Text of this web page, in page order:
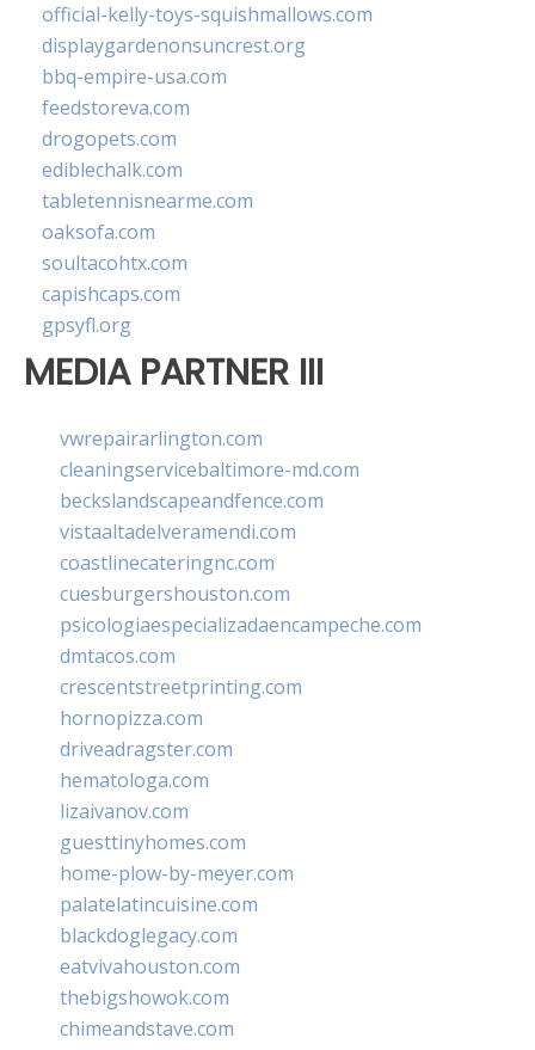
official-kelly-toys-squishmallows.com
displaygardenonsuncrest.org
bbq-empire-usa.com
feedstoreva.com
drogopets.com
ediblechalk.com
tabletennisnearme.com
oaksofa.com
soultacohtx.com
capishcaps.com
gpsyfl.org
MEDIA PARTNER III
vwrepairarlington.com
cleaningservicebaltimore-md.com
beckslandscapeandfence.com
vistaaltadelveramendi.com
coastlinecateringnc.com
cuesburgershouston.com
psicologiaespecializadaencampeche.com
dmtacos.com
crescentstreetprinting.com
hornopizza.com
driveadragster.com
hematologa.com
lizaivanov.com
guesttinyhomes.com
home-plow-by-meyer.com
palatelatincuisine.com
blackdoglegacy.com
eatvivahouston.com
thebigshowok.com
chimeandstave.com